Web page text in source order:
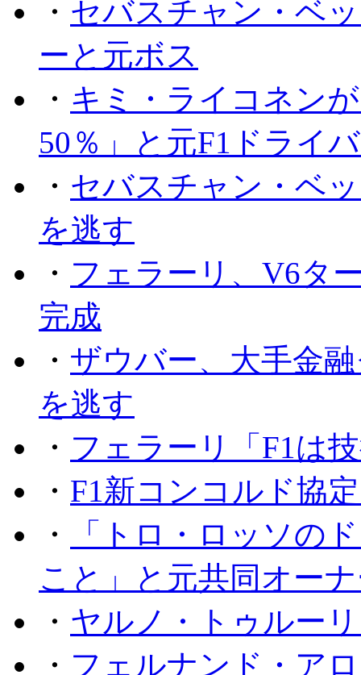
・ セバスチャン・ベ
ーと元ボス
・ キミ・ライコネン
50％」と元F1ドライ
・ セバスチャン・ベ
を逃す
・ フェラーリ、V6タ
完成
・ ザウバー、大手金
を逃す
・ フェラーリ「F1は
・ F1新コンコルド協
・
「トロ・ロッソの
こと」と元共同オー
・ ヤルノ・トゥルー
・ フェルナンド・ア